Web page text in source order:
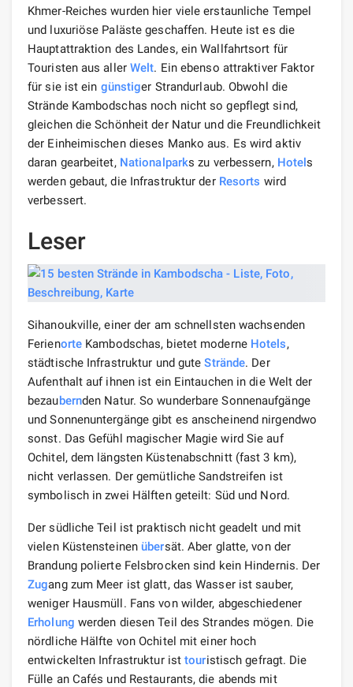
Khmer-Reiches wurden hier viele erstaunliche Tempel
und luxuriöse Paläste geschaffen. Heute ist es die
Hauptattraktion des Landes, ein Wallfahrtsort für
Touristen aus aller Welt. Ein ebenso attraktiver Faktor
für sie ist ein günstiger Strandurlaub. Obwohl die
Strände Kambodschas noch nicht so gepflegt sind,
gleichen die Schönheit der Natur und die Freundlichkeit
der Einheimischen dieses Manko aus. Es wird aktiv
daran gearbeitet, Nationalparks zu verbessern, Hotels
werden gebaut, die Infrastruktur der Resorts wird
verbessert.
Leser
Sihanoukville, einer der am schnellsten wachsenden
Ferienorte Kambodschas, bietet moderne Hotels,
städtische Infrastruktur und guteStrände. Der
Aufenthalt auf ihnen ist ein Eintauchen in die Welt der
bezaubernden Natur. So wunderbare Sonnenaufgänge
und Sonnenuntergänge gibt es anscheinend nirgendwo
sonst. Das Gefühl magischer Magie wird Sie auf
Ochitel, dem längsten Küstenabschnitt (fast 3 km),
nicht verlassen. Der gemütliche Sandstreifen ist
symbolisch in zwei Hälften geteilt: Süd und Nord.
Der südliche Teil ist praktisch nicht geadelt und mit
vielen Küstensteinenübersät. Aber glatte, von der
Brandung polierte Felsbrocken sind kein Hindernis. Der
Zugang zum Meer ist glatt, das Wasser ist sauber,
weniger Hausmüll. Fans von wilder, abgeschiedener
Erholung werden diesen Teil des Strandes mögen. Die
nördliche Hälfte von Ochitel mit einer hoch
entwickelten Infrastruktur isttouristisch gefragt. Die
Fülle an Cafés und Restaurants, die abends mit